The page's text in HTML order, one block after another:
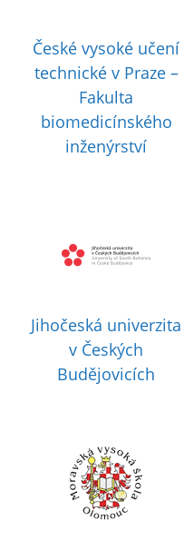
České vysoké učení
technické v Praze –
Fakulta
biomedicínského
inženýrství
Jihočeská univerzita
v Českých
Budějovicích